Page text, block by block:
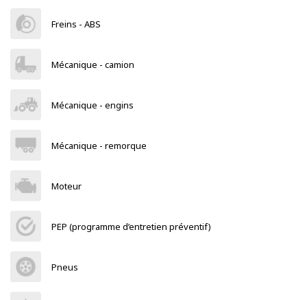
Freins - ABS
Mécanique - camion
Mécanique - engins
Mécanique - remorque
Moteur
PEP (programme d’entretien préventif)
Pneus